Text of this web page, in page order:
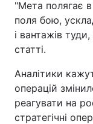
"Мета полягає
поля бою,
і вантажів
статті.
Аналітики
операцій
реагувати на
стратегічні